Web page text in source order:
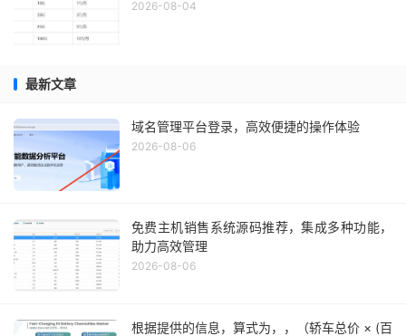
2026-08-04
最新文章
域名管理平台登录，高效便捷的操作体验
2026-08-06
免费主机销售系统源码推荐，集成多种功能，
助力高效管理
2026-08-06
根据提供的信息，算式为，，（轿车总价 × (百